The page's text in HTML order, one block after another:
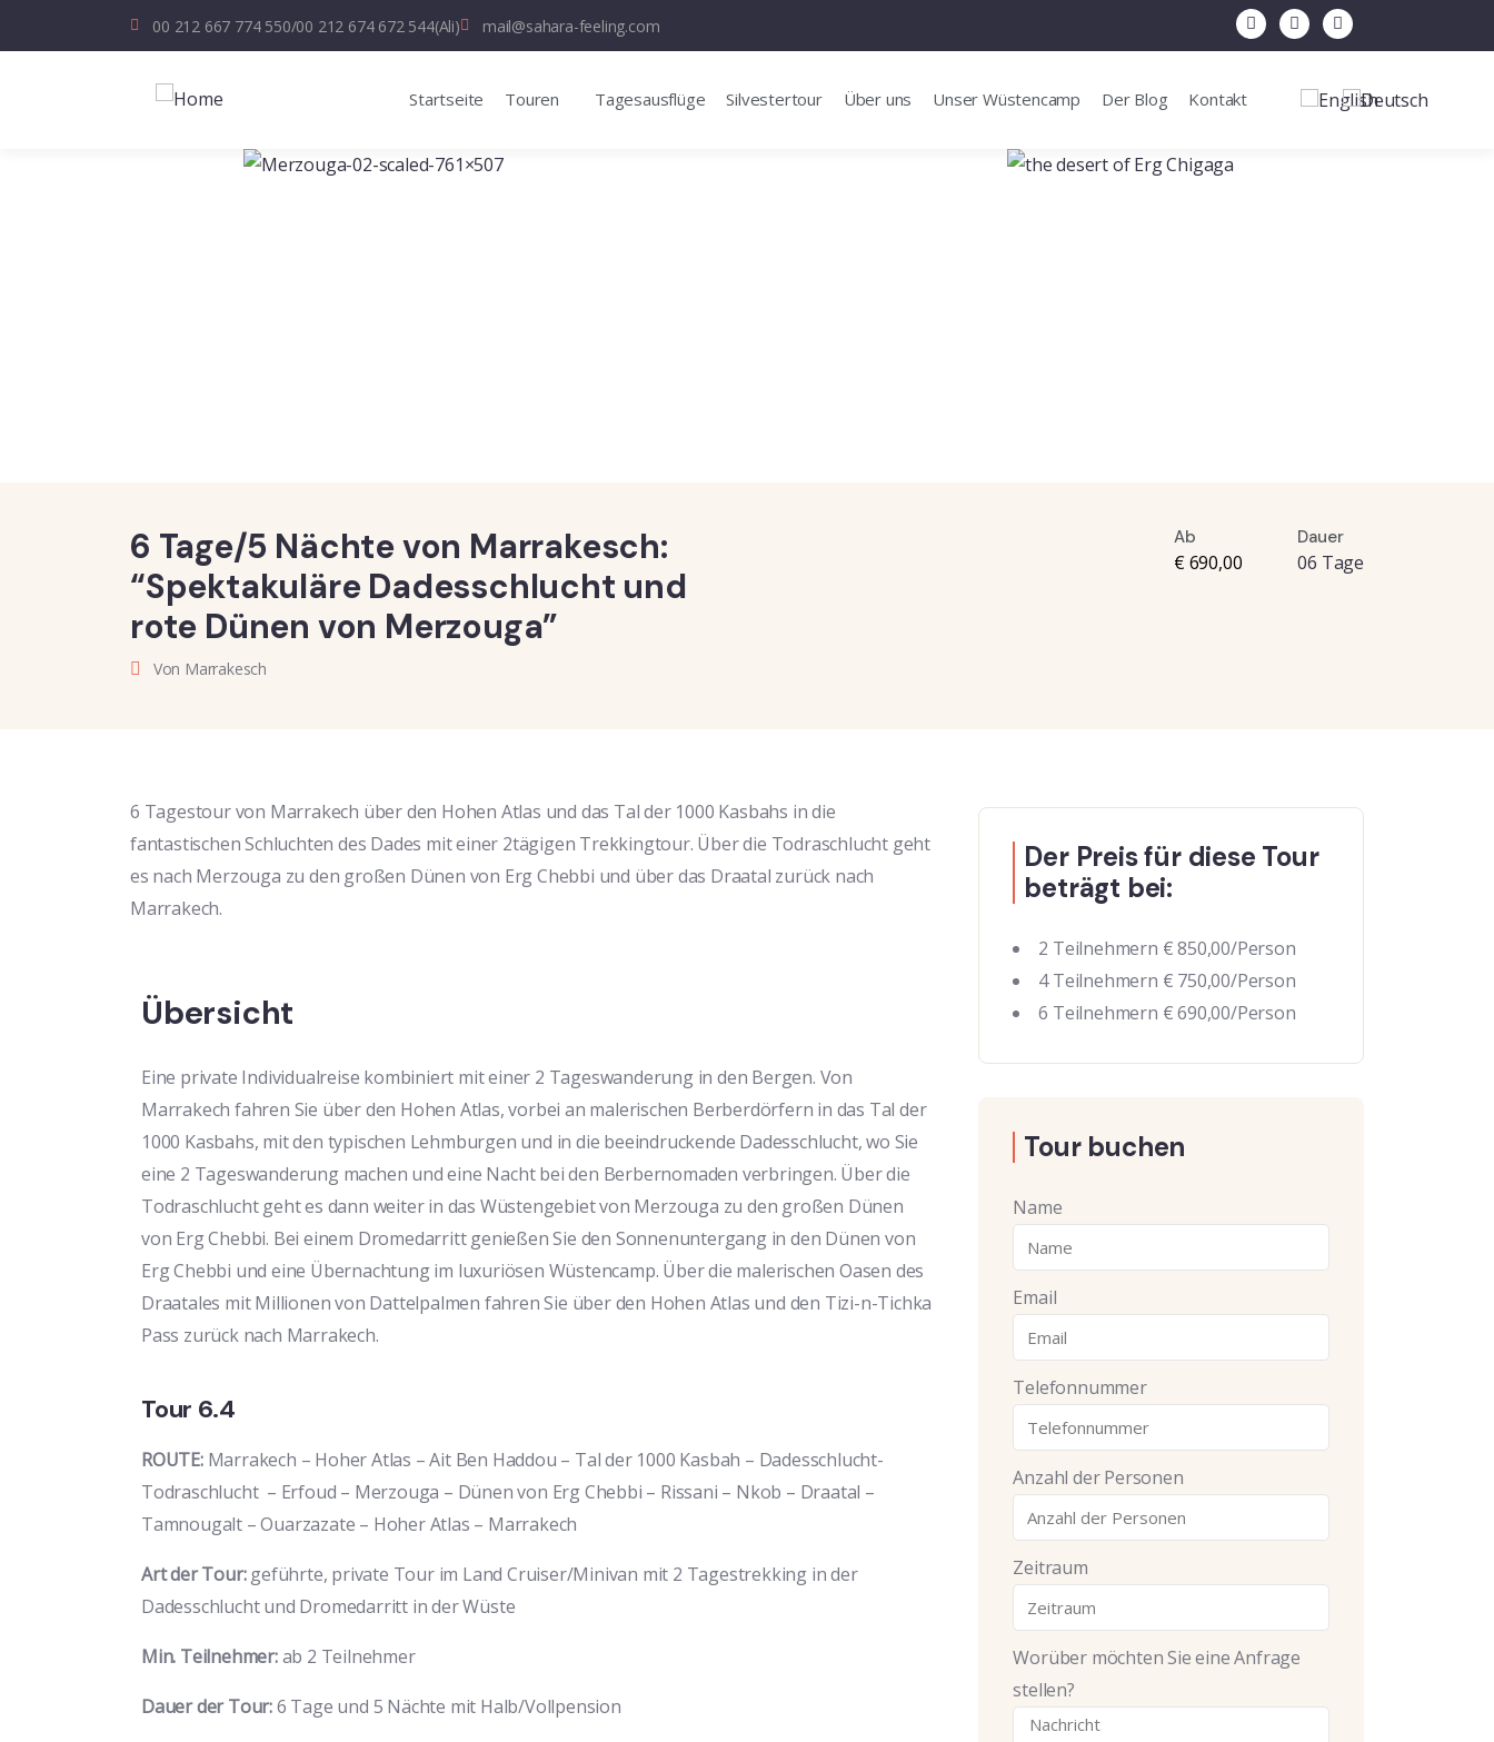
00 212 667 774 550/00 212 674 672 544(Ali) mail@sahara-feeling.com
Startseite Touren Tagesausflüge Silvestertour Über uns Unser Wüstencamp Der Blog Kontakt
6 Tage/5 Nächte von Marrakesch:
“Spektakuläre Dadesschlucht und
rote Dünen von Merzouga”
Von Marrakesch
Ab
€ 690,00
Dauer
06 Tage
6 Tagestour von Marrakech über den Hohen Atlas und das Tal der 1000 Kasbahs in die
fantastischen Schluchten des Dades mit einer 2tägigen Trekkingtour. Über die Todraschlucht geht
es nach Merzouga zu den großen Dünen von Erg Chebbi und über das Draatal zurück nach
Marrakech.
Übersicht
Eine private Individualreise kombiniert mit einer 2 Tageswanderung in den Bergen. Von
Marrakech fahren Sie über den Hohen Atlas, vorbei an malerischen Berberdörfern in das Tal der
1000 Kasbahs, mit den typischen Lehmburgen und in die beeindruckende Dadesschlucht, wo Sie
eine 2 Tageswanderung machen und eine Nacht bei den Berbernomaden verbringen. Über die
Todraschlucht geht es dann weiter in das Wüstengebiet von Merzouga zu den großen Dünen
von Erg Chebbi. Bei einem Dromedarritt genießen Sie den Sonnenuntergang in den Dünen von
Erg Chebbi und eine Übernachtung im luxuriösen Wüstencamp. Über die malerischen Oasen des
Draatales mit Millionen von Dattelpalmen fahren Sie über den Hohen Atlas und den Tizi-n-Tichka
Pass zurück nach Marrakech.
Tour 6.4
ROUTE: Marrakech – Hoher Atlas – Ait Ben Haddou – Tal der 1000 Kasbah – Dadesschlucht-
Todraschlucht – Erfoud – Merzouga – Dünen von Erg Chebbi – Rissani – Nkob – Draatal –
Tamnougalt – Ouarzazate – Hoher Atlas – Marrakech
Art der Tour:geführte, private Tour im Land Cruiser/Minivan mit 2 Tagestrekking in der
Dadesschlucht und Dromedarritt in der Wüste
Min. Teilnehmer:ab 2 Teilnehmer
Dauer der Tour:6 Tage und 5 Nächte mit Halb/Vollpension
Der Preis für diese Tour
beträgt bei:
2 Teilnehmern € 850,00/Person
4 Teilnehmern € 750,00/Person
6 Teilnehmern € 690,00/Person
Tour buchen
Name
Email
Telefonnummer
Anzahl der Personen
Zeitraum
Worüber möchten Sie eine Anfrage
stellen?